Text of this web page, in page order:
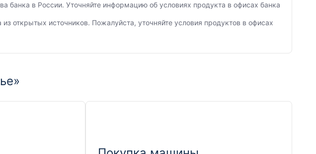
банка в России. Уточняйте информацию об условиях продукта в офисах банка
открытых источников. Пожалуйста, уточняйте условия продуктов в офисах